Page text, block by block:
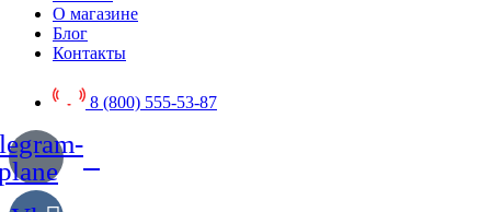
О магазине
Блог
Контакты
8 (800) 555-53-87